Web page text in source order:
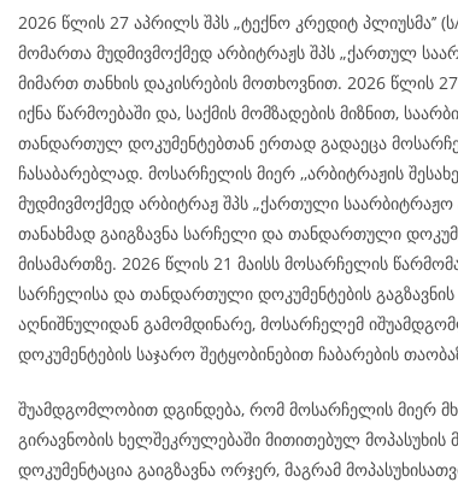
2026 წლის 27 აპრილს შპს „ტექნო კრედიტ პლიუსმა’’
მომართა მუდმივმოქმედ არბიტრაჟს შპს „ქართულ
მიმართ თანხის დაკისრების მოთხოვნით. 2026 წლის
იქნა წარმოებაში და, საქმის მომზადების მიზნით,
თანდართულ დოკუმენტებთან ერთად გადაეცა
ჩასაბარებლად. მოსარჩელის მიერ ,,არბიტრაჟის
მუდმივმოქმედ არბიტრაჟ შპს „ქართული საარბიტრაჟო
თანახმად გაიგზავნა სარჩელი და თანდართული
მისამართზე. 2026 წლის 21 მაისს მოსარჩელის
სარჩელისა და თანდართული დოკუმენტების
აღნიშნულიდან გამომდინარე, მოსარჩელემ
დოკუმენტების საჯარო შეტყობინებით ჩაბარების
შუამდგომლობით დგინდება, რომ მოსარჩელის მიერ
გირავნობის ხელშეკრულებაში მითითებულ
დოკუმენტაცია გაიგზავნა ორჯერ, მაგრამ